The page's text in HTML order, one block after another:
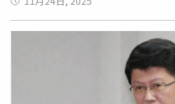
住處，夏米雅則立即向韓傑儀提
的保護令，雙方就此鬧翻。「但
才不甘心，一直使用各種手段想
值。」陳紹誠說，韓傑儀與多位
賠2、3000萬，常年來都靠夏米
計，夏申請保護令後，韓動作頻
科、花蓮縣長徐榛蔚、台東縣長
嘉義市長黃敏惠，而正被停職的
任滿無法再選。其中，新北市、
曾被民眾黨點名「派人試試看」
長大位又被停職的新竹市長高虹
司法泥淖中。因案被停職的新竹